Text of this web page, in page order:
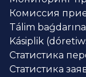
Комиссия
Tálim
Kásiplik
Статистика
Статистика